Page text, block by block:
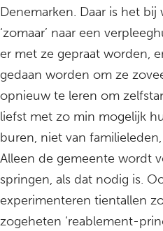
Denemarken. Daar is het
‘zomaar’ naar een
er met ze gepraat worden,
gedaan worden om ze
opnieuw te leren om
liefst met zo min mogelijk
buren, niet van
Alleen de gemeente wordt
springen, als dat nodig is.
experimenteren tientallen
zogeheten ‘reablement-